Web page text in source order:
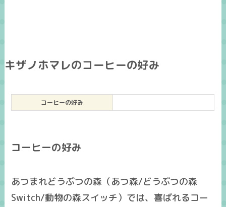
キザノホマレのコーヒーの好み
コーヒーの好み
コーヒーの好み
あつまれどうぶつの森（あつ森/どうぶつの森
Switch/動物の森スイッチ）では、喜ばれるコー